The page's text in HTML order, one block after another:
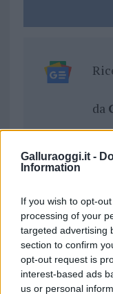
Galluraoggi.it -
Information
If you wish to opt-
processing of your
targeted advertising
section to confirm
opt-out request is
interest-based ads
us or personal
da
Condividi
F
a
ce
b
o
T
w
it
te
r